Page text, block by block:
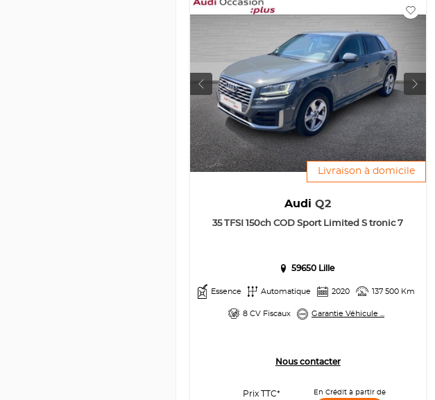
Livraison à domicile
AudiQ2
35 TFSI 150ch COD Sport Limited S tronic 7
59650 Lille
Essence Automatique 2020 137 500 Km
8 CV Fiscaux Garantie Véhicule ...
Nous contacter
Prix TTC* En Crédit à partir de